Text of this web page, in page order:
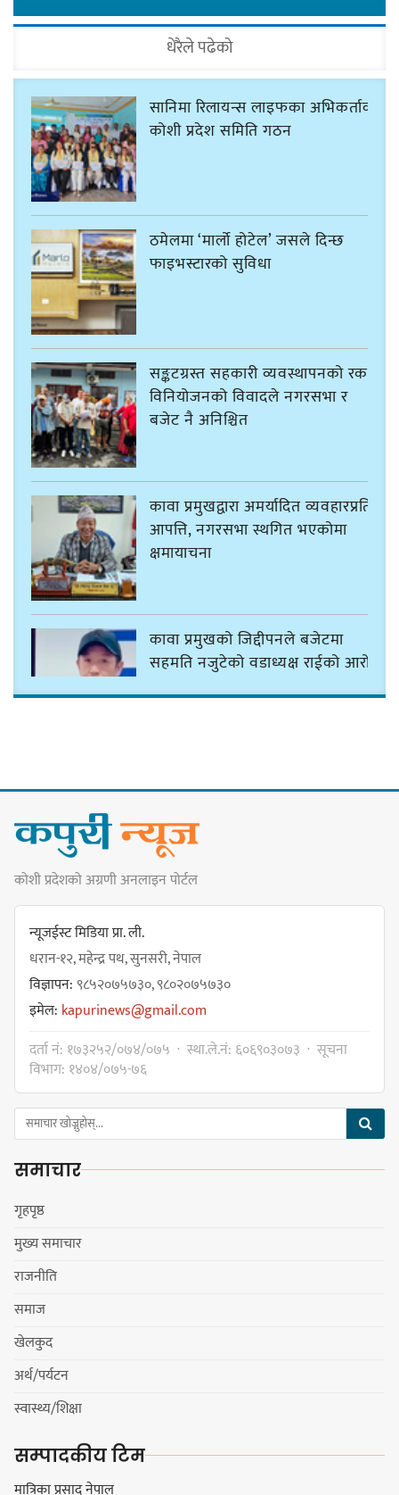
धेरैले पढेको
सानिमा रिलायन्स लाइफका अभिकर्ताको
कोशी प्रदेश समिति गठन
ठमेलमा ‘मार्लो होटेल’ जसले दिन्छ
फाइभस्टारको सुविधा
सङ्कटग्रस्त सहकारी व्यवस्थापनको रकम
विनियोजनको विवादले नगरसभा र
बजेट नै अनिश्चित
कावा प्रमुखद्वारा अमर्यादित व्यवहारप्रति
आपत्ति, नगरसभा स्थगित भएकोमा
क्षमायाचना
कावा प्रमुखको जिद्दीपनले बजेटमा
सहमति नजुटेको वडाध्यक्ष राईको आरोप
सन्धिका लागि विशेष समिति गठन गर्न
प्रधानमन्त्रीसँग आग्रह : कुमार लिङ्देन
कार्यवाहक प्रमुख बेघालाई अश्लील शब्द
नगरसभा रोकियो
प्रदेश अधिकार विहीन भएकोले सरकार
फेरबदल गर्न दलहरूलाई अस्थिरताको
सङ्खुवासभामा सिलिचोङ स्वास्थ्य
कोशी प्रदेशको अग्रणी अनलाइन पोर्टल
न्यूजईस्ट मिडिया प्रा. ली.
धरान-१२, महेन्द्र पथ, सुनसरी, नेपाल
विज्ञापन:९८५२०७५७३०, ९८०२०७५७३०
इमेल: kapurinews@gmail.com
दर्ता नं: १७३२५२/०७४/०७५ · स्था.ले.नं: ६०६९०३०७३ · सूचना
विभाग: १४०४/०७५-७६
समाचार
गृहपृष्ठ
मुख्य समाचार
राजनीति
समाज
खेलकुद
अर्थ/पर्यटन
स्वास्थ्य/शिक्षा
सम्पादकीय टिम
मात्रिका प्रसाद नेपाल